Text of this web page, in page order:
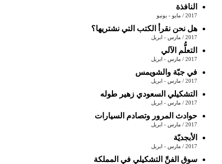
النافذة
2017 / مايو - يونيو
هل نحن نقرأ الكتب التي نشتريها؟
2017 / مارس - ابريل
التعلُّم الآلي
2017 / مارس - ابريل
في جبّة والشويمس
2017 / مارس - ابريل
التشكيلي السعودي زهير طوله
2017 / مارس - ابريل
حوادث المرور وتصادم السيارات
2017 / مارس - ابريل
الأبجديّة
2017 / مارس - ابريل
سوق الفنِّ التشكيلي في المملكة